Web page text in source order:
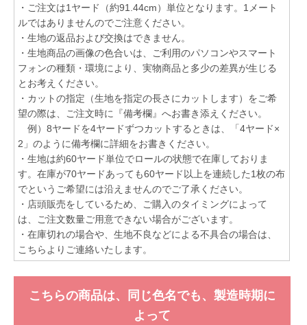
・ご注文は1ヤード（約91.44cm）単位となります。1メート
ルではありませんのでご注意ください。
・生地の返品および交換はできません。
・生地商品の画像の色合いは、ご利用のパソコンやスマート
フォンの種類・環境により、実物商品と多少の差異が生じる
とお考えください。
・カットの指定（生地を指定の長さにカットします）をご希
望の際は、ご注文時に『備考欄』へお書き添えください。
例）8ヤードを4ヤードずつカットするときは、「4ヤード×
2」のように備考欄に詳細をお書きください。
・生地は約60ヤード単位でロールの状態で在庫しておりま
す。在庫が70ヤードあっても60ヤード以上を連続した1枚の布
でというご希望には沿えませんのでご了承ください。
・店頭販売をしているため、ご購入のタイミングによって
は、ご注文数量ご用意できない場合がございます。
・在庫切れの場合や、生地不良などによる不具合の場合は、
こちらよりご連絡いたします。
こちらの商品は、同じ色名でも、製造時期に
よって